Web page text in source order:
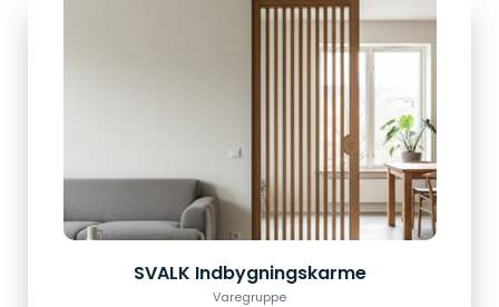
SVALK Indbygningskarme
Varegruppe